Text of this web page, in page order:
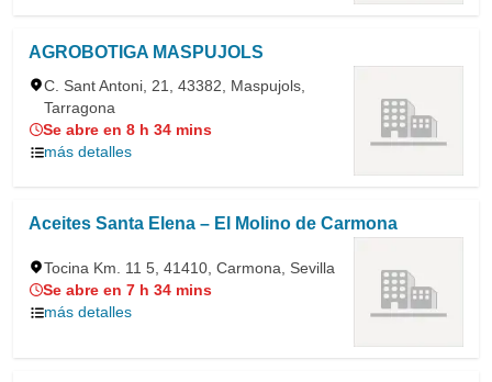
AGROBOTIGA MASPUJOLS
C. Sant Antoni, 21, 43382, Maspujols,
Tarragona
Se abre en 8 h 34 mins
más detalles
Aceites Santa Elena – El Molino de Carmona
Tocina Km. 11 5, 41410, Carmona, Sevilla
Se abre en 7 h 34 mins
más detalles